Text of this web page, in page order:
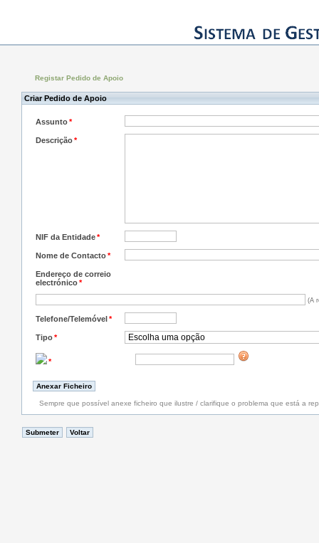
Registar Pedido de Apoio
Criar Pedido de Apoio
Assunto*
Descrição*
NIF da Entidade*
Nome de Contacto*
Endereço de correio
electrónico*
(A
Telefone/Telemóvel*
Tipo*
*
Sempre que possível anexe ficheiro que ilustre / clarifique o problema que está a